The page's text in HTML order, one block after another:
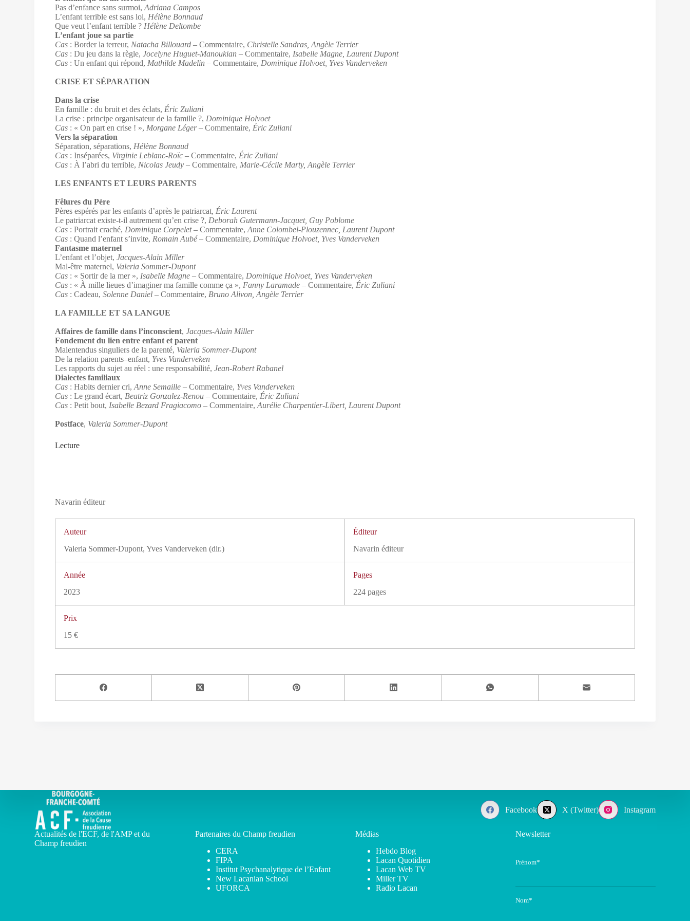
Pas d’enfance sans surmoi,Adriana Campos
L’enfant terrible est sans loi, Hélène Bonnaud
Que veut l’enfant terrible ? Hélène Deltombe
L’enfant joue sa partie
Cas : Border la terreur, Natacha Billouard – Commentaire, Christelle Sandras, Angèle Terrier
Cas : Du jeu dans la règle,Jocelyne Huguet-Manoukian – Commentaire, Isabelle Magne, Laurent Dupont
Cas : Un enfant qui répond, Mathilde Madelin – Commentaire, Dominique Holvoet, Yves Vanderveken
CRISE ET SÉPARATION
Dans la crise
En famille : du bruit et des éclats, Éric Zuliani
La crise : principe organisateur de la famille ?, Dominique Holvoet
Cas : « On part en crise ! », Morgane Léger– Commentaire, Éric Zuliani
Vers la séparation
Séparation, séparations, Hélène Bonnaud
Cas : Inséparées, Virginie Leblanc-Roïc – Commentaire, Éric Zuliani
Cas : À l’abri du terrible, Nicolas Jeudy – Commentaire, Marie-Cécile Marty, Angèle Terrier
LES ENFANTS ET LEURS PARENTS
Fêlures du Père
Pères espérés par les enfants d’après le patriarcat, Éric Laurent
Le patriarcat existe-t-il autrement qu’en crise ?, Deborah Gutermann-Jacquet, Guy Poblome
Cas : Portrait craché, Dominique Corpelet– Commentaire,Anne Colombel-Plouzennec, Laurent Dupont
Cas : Quand l’enfant s’invite, Romain Aubé– Commentaire, Dominique Holvoet, Yves Vanderveken
Fantasme maternel
L’enfant et l’objet,Jacques-Alain Miller
Mal-être maternel, Valeria Sommer-Dupont
Cas : « Sortir de la mer », Isabelle Magne – Commentaire, Dominique Holvoet, Yves Vanderveken
Cas : « À mille lieues d’imaginer ma famille comme ça », Fanny Laramade – Commentaire, Éric Zuliani
Cas : Cadeau,Solenne Daniel – Commentaire, Bruno Alivon, Angèle Terrier
LA FAMILLE ET SA LANGUE
Affaires de famille dans l’inconscient,Jacques-Alain Miller
Fondement du lien entre enfant et parent
Malentendus singuliers de la parenté, Valeria Sommer-Dupont
De la relation parents–enfant, Yves Vanderveken
Les rapports du sujet au réel : une responsabilité,Jean-Robert Rabanel
Dialectes familiaux
Cas : Habits dernier cri,Anne Semaille – Commentaire, Yves Vanderveken
Cas : Le grand écart, Beatriz Gonzalez-Renou – Commentaire, Éric Zuliani
Cas : Petit bout, Isabelle Bezard Fragiacomo – Commentaire,Aurélie Charpentier-Libert, Laurent Dupont
Postface, Valeria Sommer-Dupont
Lecture
Navarin éditeur
Auteur
Valeria Sommer-Dupont, Yves Vanderveken (dir.)
Éditeur
Navarin éditeur
Année
2023
Pages
224 pages
Prix
15 €
Facebook X (Twitter) Instagram
Actualités de l'ECF, de l'AMP et du
Champ freudien
Partenaires du Champ freudien
CERA
FIPA
Institut Psychanalytique de l’Enfant
New Lacanian School
UFORCA
Médias
Hebdo Blog
Lacan Quotidien
Lacan Web TV
Miller TV
Radio Lacan
Newsletter
Prénom*
Nom*